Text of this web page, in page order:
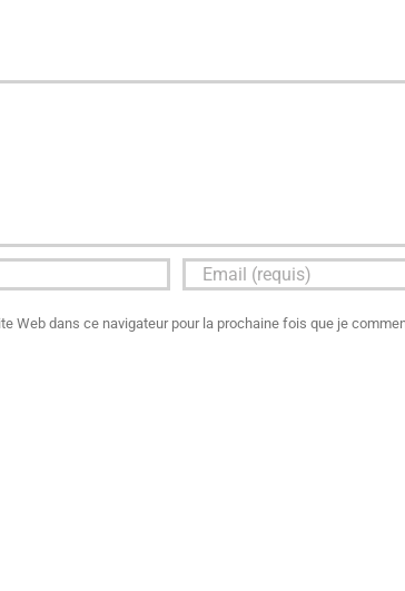
Web dans ce navigateur pour la prochaine fois que je